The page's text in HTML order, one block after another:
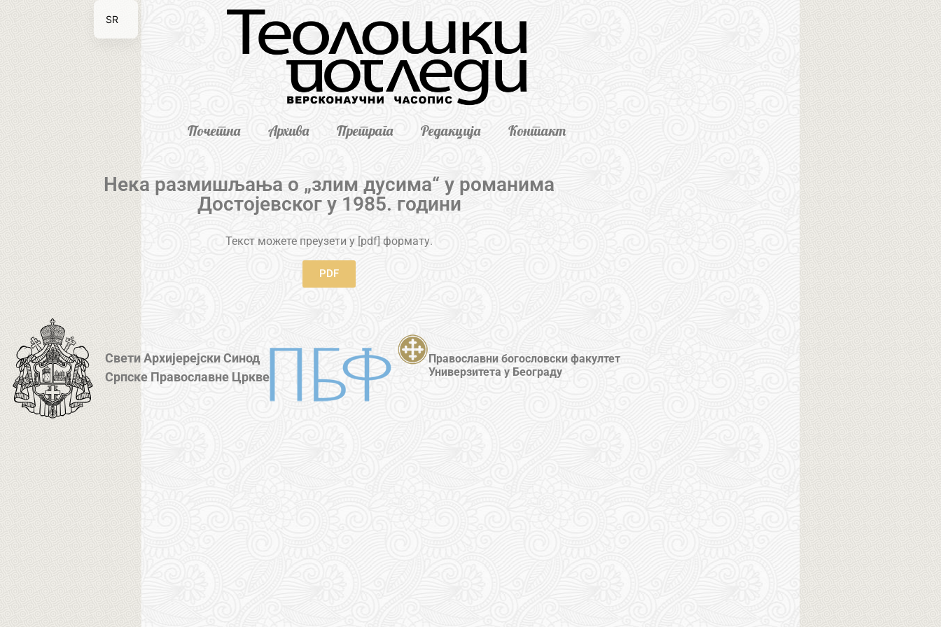
Почетна Архива Претрага Редакција Контакт
Нека размишљања о „злим дусима“ у романима
Достојевског у 1985. години
Текст можете преузети у [pdf] формату.
PDF
Свети Архијерејски Синод
Српске Православне Цркве
Православни богословски факултет
Универзитета у Београду
SR
EN